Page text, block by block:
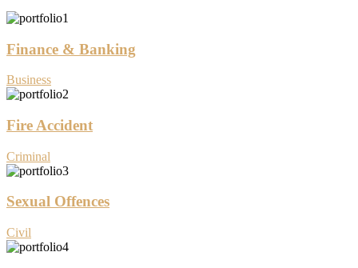
Finance & Banking
Business
Fire Accident
Criminal
Sexual Offences
Civil